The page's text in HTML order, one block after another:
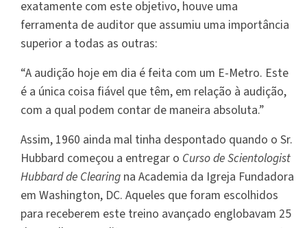
exatamente com este objetivo, houve uma
ferramenta de auditor que assumiu uma importância
superior a todas as outras:
“A audição hoje em dia é feita com um E-Metro. Este
é a única coisa fiável que têm, em relação à audição,
com a qual podem contar de maneira absoluta.”
Assim, 1960 ainda mal tinha despontado quando o Sr.
Hubbard começou a entregar o Curso de Scientologist
Hubbard de Clearing na Academia da Igreja Fundadora
em Washington, DC. Aqueles que foram escolhidos
para receberem este treino avançado englobavam 25